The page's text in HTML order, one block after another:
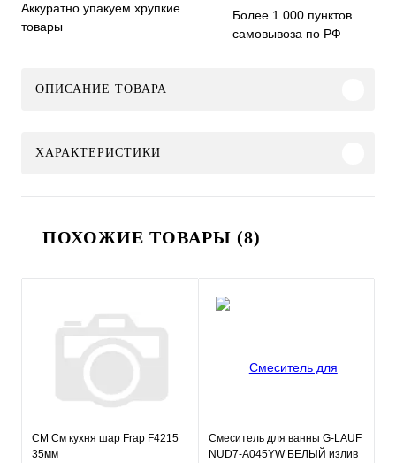
Аккуратно упакуем хрупкие
товары
Более 1 000 пунктов
самовывоза по РФ
ОПИСАНИЕ ТОВАРА
ХАРАКТЕРИСТИКИ
ПОХОЖИЕ ТОВАРЫ (8)
СМ См кухня шар Frap F4215
35мм
Смеситель для ванны G-LAUF
NUD7-A045YW БЕЛЫЙ излив